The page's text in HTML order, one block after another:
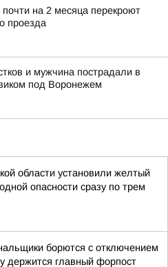
на 2 месяца перекроют
проезда
и мужчина пострадали в
под Воронежем
области установили желтый
опасности сразу по трем
борются с отключением
держится главный форпост